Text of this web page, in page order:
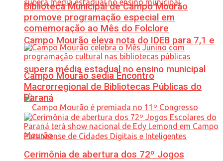
Campo Mourão eleva nota do IDEB para 7,1 e
supera média estadual no ensino municipal
Biblioteca Municipal de Campo Mourão
promove programação especial em
comemoração ao Mês do Folclore
Campo Mourão sedia Encontro
Macrorregional de Bibliotecas Públicas do
Paraná
Cerimônia de abertura dos 72º Jogos